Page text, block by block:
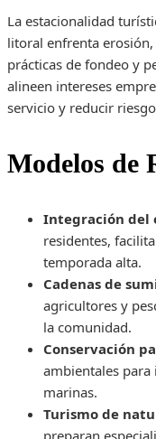
La estacionalidad
litoral enfrenta
prácticas de fondeo y
alineen intereses
servicio y reducir
Modelos de
Integración del
residentes,
temporada alta.
Cadenas de
agricultores y
la comunidad.
Conservación
ambientales para
marinas.
Turismo de